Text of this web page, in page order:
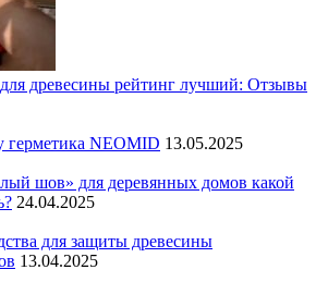
древесины рейтинг лучший: Отзывы
герметика NEOMID 13.05.2025
шов» для деревянных домов какой
24.04.2025
для защиты древесины
13.04.2025